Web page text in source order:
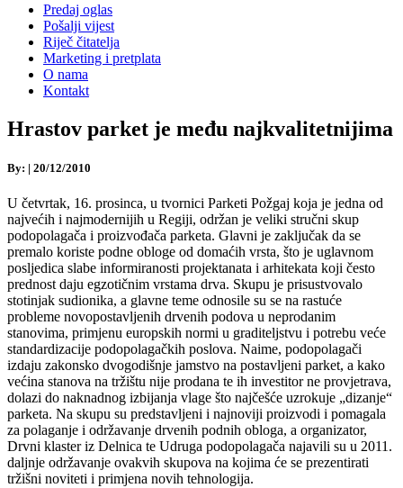
Predaj oglas
Pošalji vijest
Riječ čitatelja
Marketing i pretplata
O nama
Kontakt
Hrastov parket je među najkvalitetnijima
By: | 20/12/2010
U četvrtak, 16. prosinca, u tvornici Parketi Požgaj koja je jedna od
najvećih i najmodernijih u Regiji, održan je veliki stručni skup
podopolagača i proizvođača parketa. Glavni je zaključak da se
premalo koriste podne obloge od domaćih vrsta, što je uglavnom
posljedica slabe informiranosti projektanata i arhitekata koji često
prednost daju egzotičnim vrstama drva. Skupu je prisustvovalo
stotinjak sudionika, a glavne teme odnosile su se na rastuće
probleme novopostavljenih drvenih podova u neprodanim
stanovima, primjenu europskih normi u graditeljstvu i potrebu veće
standardizacije podopolagačkih poslova. Naime, podopolagači
izdaju zakonsko dvogodišnje jamstvo na postavljeni parket, a kako
većina stanova na tržištu nije prodana te ih investitor ne provjetrava,
dolazi do naknadnog izbijanja vlage što najčešće uzrokuje „dizanje“
parketa. Na skupu su predstavljeni i najnoviji proizvodi i pomagala
za polaganje i održavanje drvenih podnih obloga, a organizator,
Drvni klaster iz Delnica te Udruga podopolagača najavili su u 2011.
daljnje održavanje ovakvih skupova na kojima će se prezentirati
tržišni noviteti i primjena novih tehnologija.